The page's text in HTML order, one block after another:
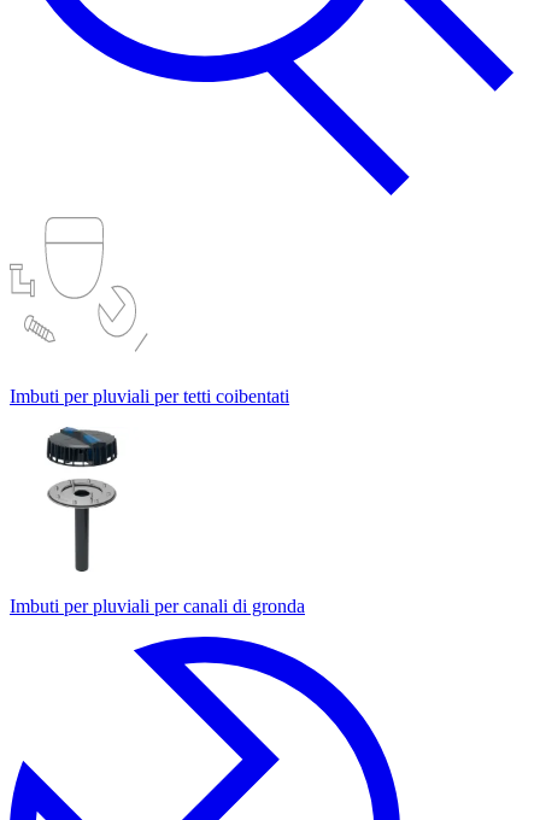
Imbuti per pluviali per tetti coibentati
Imbuti per pluviali per canali di gronda